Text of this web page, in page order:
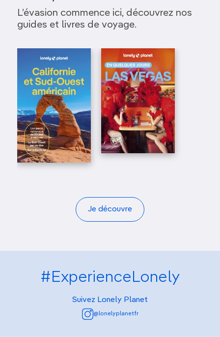
L’évasion commence ici, découvrez nos
guides et livres de voyage.
Je découvre
#ExperienceLonely
Suivez Lonely Planet
@lonelyplanetfr